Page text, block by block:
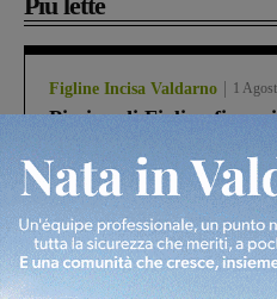
Figline Incisa Valdarno 1
Piscina di Figline
ringraziamento al
Cronaca 4 Agosto 2026
Un anno fa la strage in
Gianni, Giulia e Franco.
processo, lo stop ai